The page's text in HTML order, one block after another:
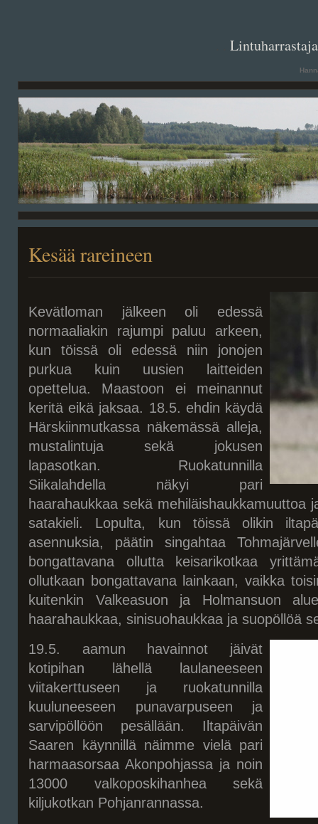
Kesää rareineen
Kevätloman jälkeen oli edessä
normaaliakin rajumpi paluu arkeen,
kun töissä oli edessä niin jonojen
purkua kuin uusien laitteiden
opettelua. Maastoon ei meinannut
keritä eikä jaksaa. 18.5. ehdin käydä
Härskiinmutkassa näkemässä alleja,
mustalintuja sekä jokusen
lapasotkan. Ruokatunnilla
Siikalahdella näkyi pari
haarahaukkaa sekä mehiläishaukkamuuttoa
satakieli. Lopulta, kun töissä olikin
asennuksia, päätin singahtaa
bongattavana ollutta keisarikotkaa
ollutkaan bongattavana lainkaan, vaikka
kuitenkin Valkeasuon ja Holmansuon
haarahaukkaa, sinisuohaukkaa ja suopöllöä
19.5. aamun havainnot jäivät
kotipihan lähellä laulaneeseen
viitakerttuseen ja ruokatunnilla
kuuluneeseen punavarpuseen ja
sarvipöllöön pesällään. Iltapäivän
Saaren käynnillä näimme vielä pari
harmaasorsaa Akonpohjassa ja noin
13000 valkoposkihanhea sekä
kiljukotkan Pohjanrannassa.